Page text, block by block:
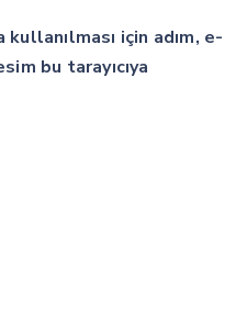
için adım, e-
bu tarayıcıya